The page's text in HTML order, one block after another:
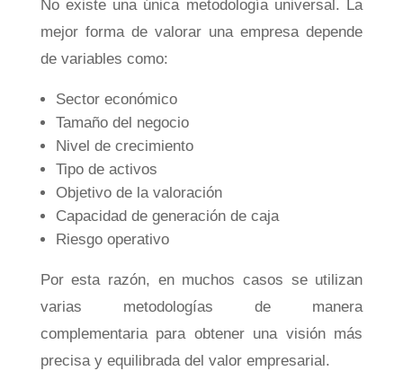
No existe una única metodología universal. La
mejor forma de valorar una empresa depende
de variables como:
Sector económico
Tamaño del negocio
Nivel de crecimiento
Tipo de activos
Objetivo de la valoración
Capacidad de generación de caja
Riesgo operativo
Por esta razón, en muchos casos se utilizan
varias metodologías de manera
complementaria para obtener una visión más
precisa y equilibrada del valor empresarial.